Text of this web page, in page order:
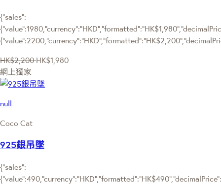
{"sales":
HK$2,200 HK$1,980
網上獨家
null
Coco Cat
925銀吊墜
{"sales":